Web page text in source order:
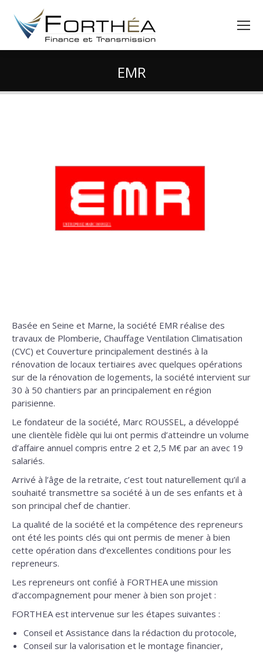
EMR
Vous êtes ici :
Basée en Seine et Marne, la société EMR réalise des
travaux de Plomberie, Chauffage Ventilation Climatisation
(CVC) et Couverture principalement destinés à la
rénovation de locaux tertiaires avec quelques opérations
sur de la rénovation de logements, la société intervient sur
30 à 50 chantiers par an principalement en région
parisienne.
Le fondateur de la société, Marc ROUSSEL, a développé
une clientèle fidèle qui lui ont permis d’atteindre un volume
d’affaire annuel compris entre 2 et 2,5 M€ par an avec 19
salariés.
Arrivé à l’âge de la retraite, c’est tout naturellement qu’il a
souhaité transmettre sa société à un de ses enfants et à
son principal chef de chantier.
La qualité de la société et la compétence des repreneurs
ont été les points clés qui ont permis de mener à bien
cette opération dans d’excellentes conditions pour les
repreneurs.
Les repreneurs ont confié à FORTHEA une mission
d’accompagnement pour mener à bien son projet :
FORTHEA est intervenue sur les étapes suivantes :
Conseil et Assistance dans la rédaction du protocole,
Conseil sur la valorisation et le montage financier,